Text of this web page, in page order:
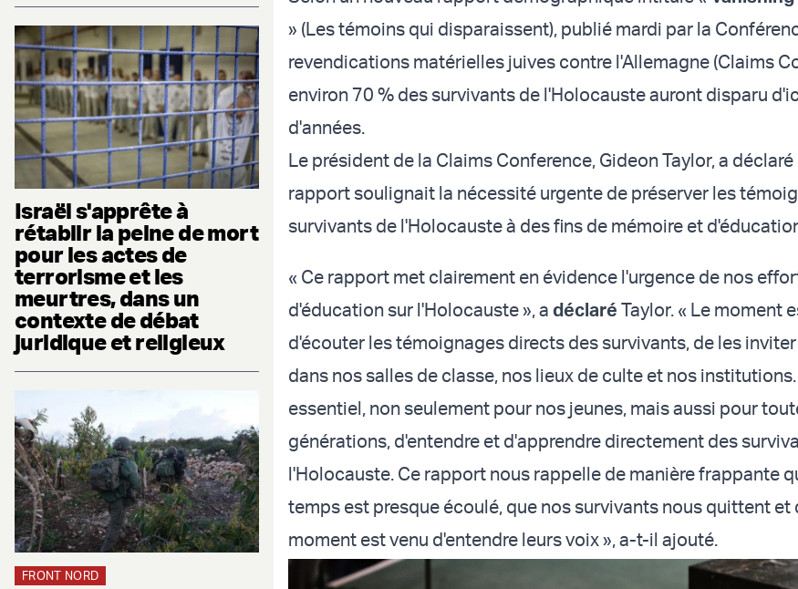
Israël s'apprête à
rétablir la peine de mort
pour les actes de
terrorisme et les
meurtres, dans un
contexte de débat
juridique et religieux
FRONT NORD
» (Les témoins qui disparaissent), publié mardi par la
revendications matérielles juives contre l'Allemagne (Claims
environ 70 % des survivants de l'Holocauste auront disparu
d'années.
Le président de la Claims Conference, Gideon Taylor, a
rapport soulignait la nécessité urgente de préserver les
survivants de l'Holocauste à des fins de mémoire et
« Ce rapport met clairement en évidence l'urgence de nos
d'éducation sur l'Holocauste », a déclaré Taylor. « Le moment
d'écouter les témoignages directs des survivants, de les
dans nos salles de classe, nos lieux de culte et nos
essentiel, non seulement pour nos jeunes, mais aussi pour
générations, d'entendre et d'apprendre directement des
l'Holocauste. Ce rapport nous rappelle de manière frappante
temps est presque écoulé, que nos survivants nous quittent et
moment est venu d'entendre leurs voix », a-t-il ajouté.